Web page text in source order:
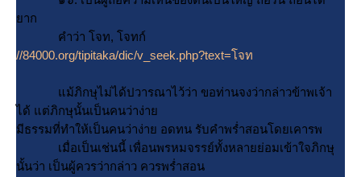
าก
คำว่า โจท, โจทก์
//84000.org/tipitaka/dic/v_seek.php?text=โจท
ม้ภิกษุไม่ได้ปวารณาไว้ว่า ขอท่านจงว่ากล่าวข้าพเจ้า
ได้ แต่ภิกษุนั้นเป็นคนว่าง่า
มีธรรมที่ทำให้เป็นคนว่าง่าย อดทน รับคำพร่ำสอนโดยเคารพ
เมื่อเป็นเช่นนี้ เพื่อนพรหมจรรย์ทั้งหลายย่อมเข้าใจภิกษุ
นั้นว่า เป็นผู้ควรว่ากล่าว ควรพร่ำสอน